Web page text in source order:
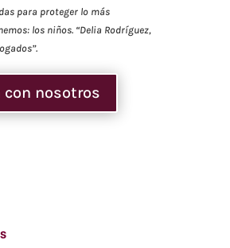
para proteger lo más
los niños. “Delia Rodríguez,
con nosotros